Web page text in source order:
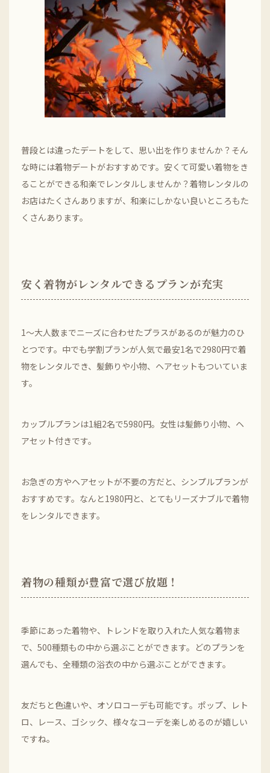
普段とは違ったデートをして、思い出を作りませんか？そん
な時には着物デートがおすすめです。安くて可愛い着物をき
ることができる和楽でレンタルしませんか？着物レンタルの
お店はたくさんありますが、和楽にしかない良いところもた
くさんあります。
安く着物がレンタルできるプランが充実
1〜大人数までニーズに合わせたプラスがあるのが魅力のひ
とつです。中でも学割プランが人気で最安1名で2980円で着
物をレンタルでき、髪飾りや小物、ヘアセットもついていま
す。
カップルプランは1組2名で5980円。女性は髪飾り小物、ヘ
アセット付きです。
お急ぎの方やヘアセットが不要の方だと、シンプルプランが
おすすめです。なんと1980円と、とてもリーズナブルで着物
をレンタルできます。
着物の種類が豊富で選び放題！
季節にあった着物や、トレンドを取り入れた人気な着物ま
で、500種類もの中から選ぶことができます。どのプランを
選んでも、全種類の浴衣の中から選ぶことができます。
友だちと色違いや、オソロコーデも可能です。ポップ、レト
ロ、レース、ゴシック、様々なコーデを楽しめるのが嬉しい
ですね。